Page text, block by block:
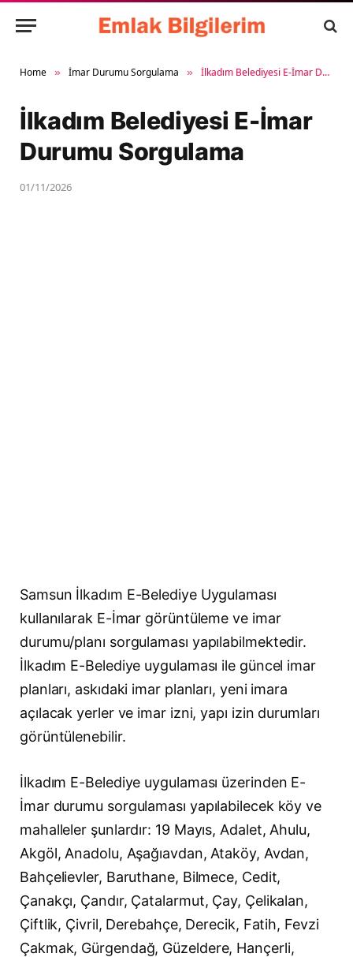
Home » İmar Durumu Sorgulama » İlkadım Belediyesi E-İmar Durumu Sorgulama
İlkadım Belediyesi E-İmar
Durumu Sorgulama
01/11/2026
Samsun İlkadım E-Belediye Uygulaması
kullanılarak E-İmar görüntüleme ve imar
durumu/planı sorgulaması yapılabilmektedir.
İlkadım E-Belediye uygulaması ile güncel imar
planları, askıdaki imar planları, yeni imara
açılacak yerler ve imar izni, yapı izin durumları
görüntülenebilir.
İlkadım E-Belediye uygulaması üzerinden E-
İmar durumu sorgulaması yapılabilecek köy ve
mahalleler şunlardır: 19 Mayıs, Adalet, Ahulu,
Akgöl, Anadolu, Aşağıavdan, Ataköy, Avdan,
Bahçelievler, Baruthane, Bilmece, Cedit,
Çanakçı, Çandır, Çatalarmut, Çay, Çelikalan,
Çiftlik, Çivril, Derebahçe, Derecik, Fatih, Fevzi
Çakmak, Gürgendağ, Güzeldere, Hançerli,